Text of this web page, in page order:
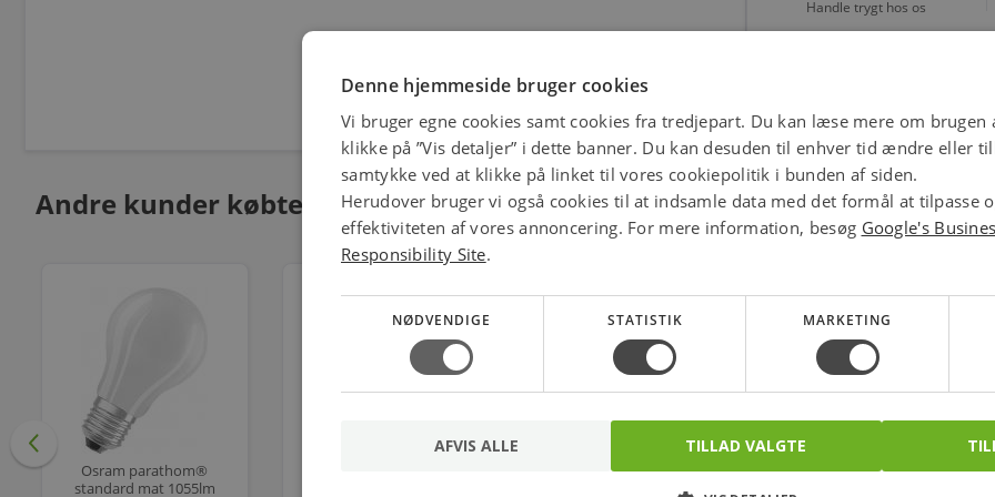
Handle trygt hos os
4.1
Andre kunder købte også
Osram parathom®
standard mat 1055lm
OSRAM Vintage 1906
LED globe80 filament
LEDVANCE LED PAR16
Denne hjemmeside bruger cookies
Vi bruger egne cookies samt cookies fra tredjepart. Du kan læse mere om brugen
klikke på ”Vis detaljer” i dette banner. Du kan desuden til enhver tid ændre eller
samtykke ved at klikke på linket til vores cookiepolitik i bunden af siden.
Herudover bruger vi også cookies til at indsamle data med det formål at tilpasse
effektiviteten af vores annoncering. For mere information, besøg Google's
Responsibility Site.
NØDVENDIGE STATISTIK MARKETING
TILLAD VALGTE
AFVIS ALLE